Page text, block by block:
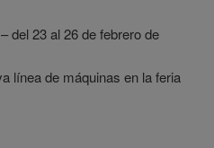
del 23 al 26 de febrero de
línea de máquinas en la feria